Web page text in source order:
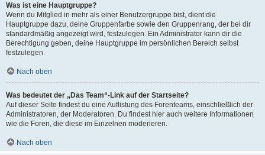
Was ist eine Hauptgruppe?
Wenn du Mitglied in mehr als einer Benutzergruppe bist, dient die
Hauptgruppe dazu, deine Gruppenfarbe sowie den Gruppenrang, der bei dir
standardmäßig angezeigt wird, festzulegen. Ein Administrator kann dir die
Berechtigung geben, deine Hauptgruppe im persönlichen Bereich selbst
festzulegen.
Nach oben
Was bedeutet der „Das Team“-Link auf der Startseite?
Auf dieser Seite findest du eine Auflistung des Forenteams, einschließlich der
Administratoren, der Moderatoren. Du findest hier auch weitere Informationen
wie die Foren, die diese im Einzelnen moderieren.
Nach oben